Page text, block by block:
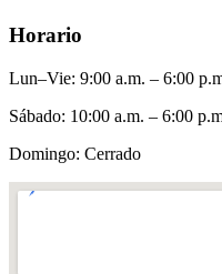
Horario
Lun–Vie: 9:00 a.m. – 6:00
Sábado: 10:00 a.m. – 6:00
Domingo: Cerrado